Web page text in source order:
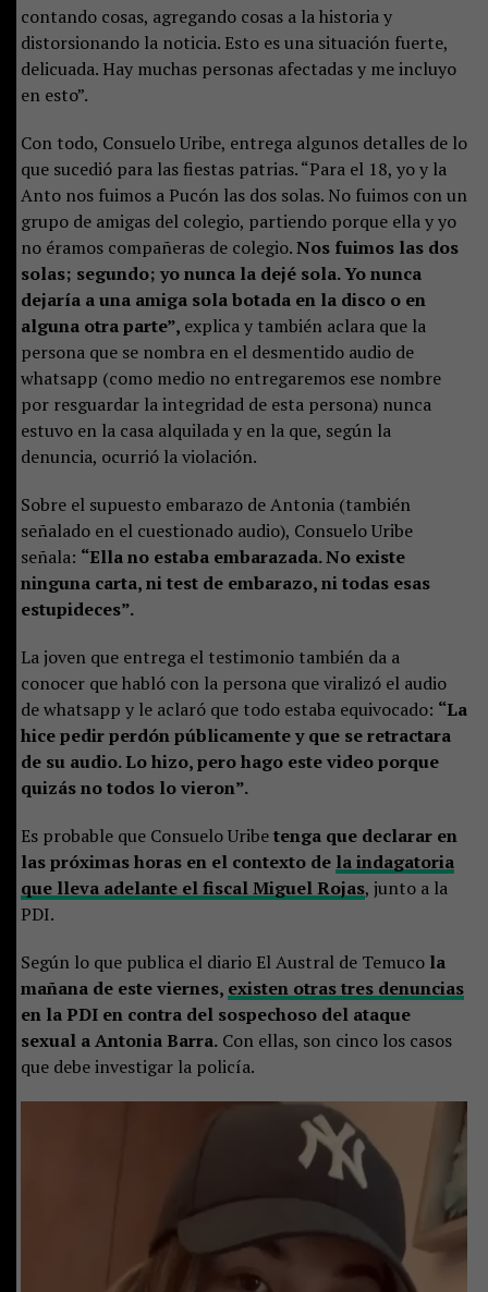
contando cosas, agregando cosas a la historia y
distorsionando la noticia. Esto es una situación fuerte,
delicuada. Hay muchas personas afectadas y me incluyo
en esto”.
Con todo, Consuelo Uribe, entrega algunos detalles de lo
que sucedió para las fiestas patrias. “Para el 18, yo y la
Anto nos fuimos a Pucón las dos solas. No fuimos con un
grupo de amigas del colegio, partiendo porque ella y yo
no éramos compañeras de colegio.Nos fuimos las dos
solas; segundo; yo nunca la dejé sola. Yo nunca
dejaría a una amiga sola botada en la disco o en
alguna otra parte”, explica y también aclara que la
persona que se nombra en el desmentido audio de
whatsapp (como medio no entregaremos ese nombre
por resguardar la integridad de esta persona) nunca
estuvo en la casa alquilada y en la que, según la
denuncia, ocurrió la violación.
Sobre el supuesto embarazo de Antonia (también
señalado en el cuestionado audio), Consuelo Uribe
señala: “Ella no estaba embarazada. No existe
ninguna carta, ni test de embarazo, ni todas esas
estupideces”.
La joven que entrega el testimonio también da a
conocer que habló con la persona que viralizó el audio
de whatsapp y le aclaró que todo estaba equivocado: “La
hice pedir perdón públicamente y que se retractara
de su audio. Lo hizo, pero hago este video porque
quizás no todos lo vieron”.
Es probable que Consuelo Uribetenga que declarar en
las próximas horas en el contexto de la indagatoria
que lleva adelante el fiscal Miguel Rojas, junto a la
PDI.
Según lo que publica el diario El Austral de Temuco la
mañana de este viernes, existen otras tres denuncias
en la PDI en contra del sospechoso del ataque
sexual a Antonia Barra.Con ellas, son cinco los casos
que debe investigar la policía.